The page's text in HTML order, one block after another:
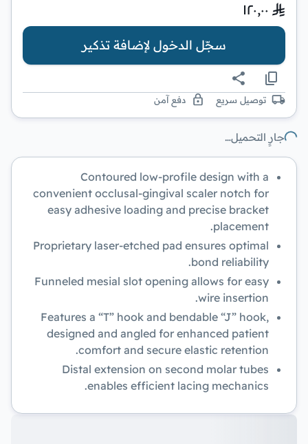
١٢٠٫٠٠
سجّل الدخول لإضافة تذكير
توصيل سريع دفع آمن
جارٍ التحميل…
Contoured low-profile design with a
convenient occlusal-gingival scaler notch for
easy adhesive loading and precise bracket
placement.
Proprietary laser-etched pad ensures optimal
bond reliability.
Funneled mesial slot opening allows for easy
wire insertion.
Features a “T” hook and bendable “J” hook,
designed and angled for enhanced patient
comfort and secure elastic retention.
Distal extension on second molar tubes
enables efficient lacing mechanics.